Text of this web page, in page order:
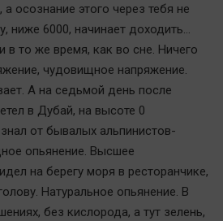
осознание этого через тебя не
ниже 6000, начинает доходить…
в то же время, как во сне. Ничего
чудовищное напряжение.
А на седьмой день после
в Дубай, на высоте 0
от бывалых альпинистов-
опьянение. Высшее
на берегу моря в ресторанчике,
Натуральное опьянение. В
без кислорода, а тут зелень,